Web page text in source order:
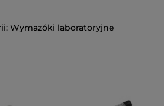
Wymazóki laboratoryjne